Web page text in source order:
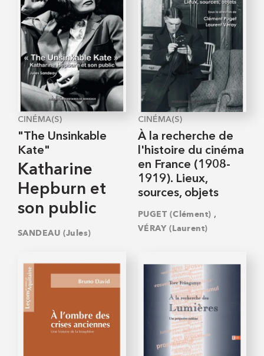
CINÉMA(S)
"The Unsinkable
Kate"
Katharine
Hepburn et
son public
SANDEAU (Jules)
CINÉMA(S)
À la recherche de
l'histoire du cinéma
en France (1908-
1919). Lieux,
sources, objets
PUGET (Clément) ,
VÉRAY (Laurent)